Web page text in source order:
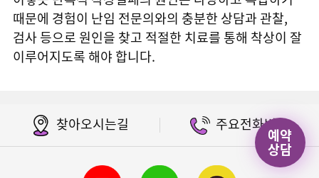
때문에 경험이 난임 전문의와의 충분한 상담과 관찰,
검사 등으로 원인을 찾고 적절한 치료를 통해 착상이 잘
이루어지도록 해야 합니다.
예약
상담
찾아오시는길 주요전화번호